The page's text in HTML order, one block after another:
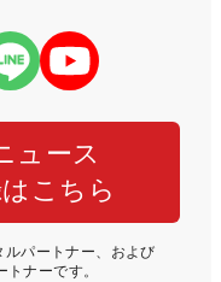
ュース
こちら
パートナー、および
ナーです。